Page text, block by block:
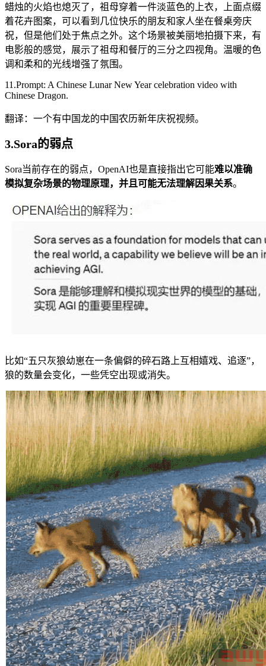
蜡烛的火焰也熄灭了，祖母穿着一件淡蓝色的上衣，上面点缀
着花卉图案，可以看到几位快乐的朋友和家人坐在餐桌旁庆
祝，但是他们处于焦点之外。这个场景被美丽地拍摄下来，有
电影般的感觉，展示了祖母和餐厅的三分之四视角。温暖的色
调和柔和的光线增强了氛围。
11.Prompt: A Chinese Lunar New Year celebration video with
Chinese Dragon.
翻译：一个有中国龙的中国农历新年庆祝视频。
3.Sora的弱点
Sora当前存在的弱点，OpenAI也是直接指出它可能难以准确
模拟复杂场景的物理原理，并且可能无法理解因果关系。
比如“五只灰狼幼崽在一条偏僻的碎石路上互相嬉戏、追逐”，
狼的数量会变化，一些凭空出现或消失。